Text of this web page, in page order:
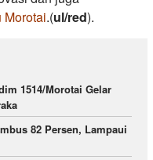
Morotai.(ul/red).
1514/Morotai Gelar
82 Persen, Lampaui